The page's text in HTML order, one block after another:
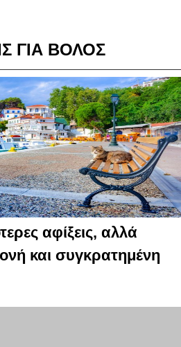
ΓΙΑ ΒΟΛΟΣ
αφίξεις, αλλά
και συγκρατημένη